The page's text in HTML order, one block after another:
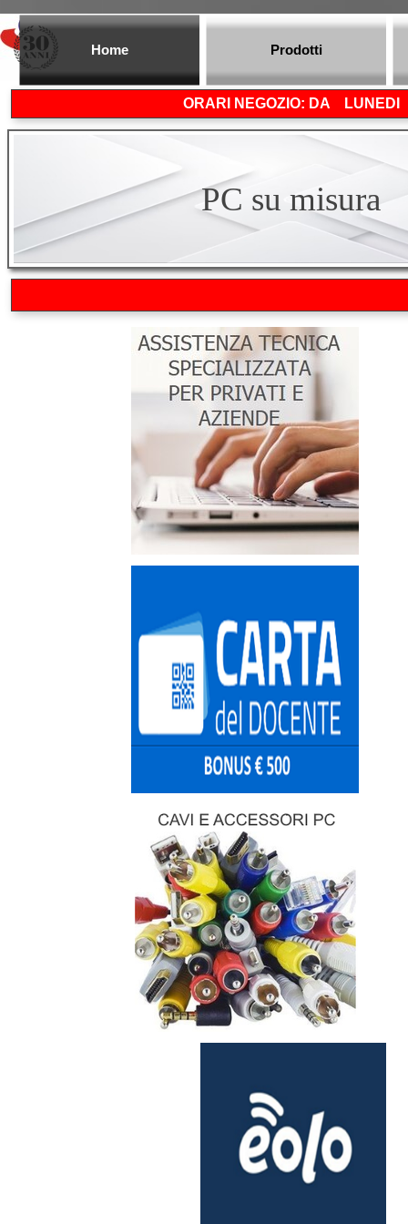
Home Prodotti
ORARI NEGOZIO: DA
PC su misura
Scopri le nostre configurazioni o
Clicca qui
scegli internet
ultra veloce
Clicca qui